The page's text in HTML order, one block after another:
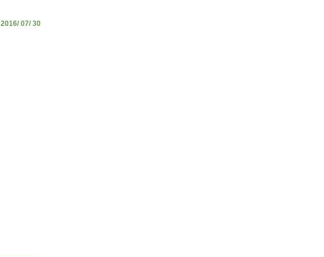
2016/ 07/ 30